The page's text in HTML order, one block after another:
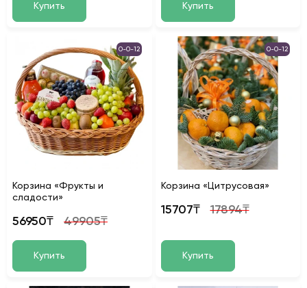
Купить Купить
0-0-12
Корзина «Фрукты и
сладости»
56950₸ 49905₸
Купить
0-0-12
Корзина «Цитрусовая»
15707₸ 17894₸
Купить